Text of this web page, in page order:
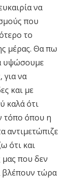
να
που
το
μέρας. Θα πω
υψώσουμε
για να
και με
καλά ότι
τόπο όπου η
αντιμετώπιζε
ότι και
μας που δεν
βλέπουν τώρα